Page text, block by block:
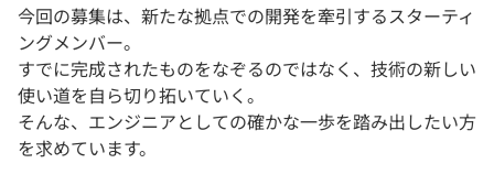
今回の募集は、新たな拠点での開発を牽引するスターティ
ングメンバー。
すでに完成されたものをなぞるのではなく、技術の新しい
使い道を自ら切り拓いていく。
そんな、エンジニアとしての確かな一歩を踏み出したい方
を求めています。